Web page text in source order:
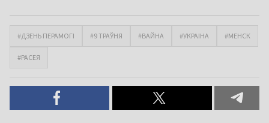
#ДЗЕНЬ ПЕРАМОГІ #9 ТРАЎНЯ #ВАЙНА #УКРАІНА #МЕНСК
#РАСЕЯ